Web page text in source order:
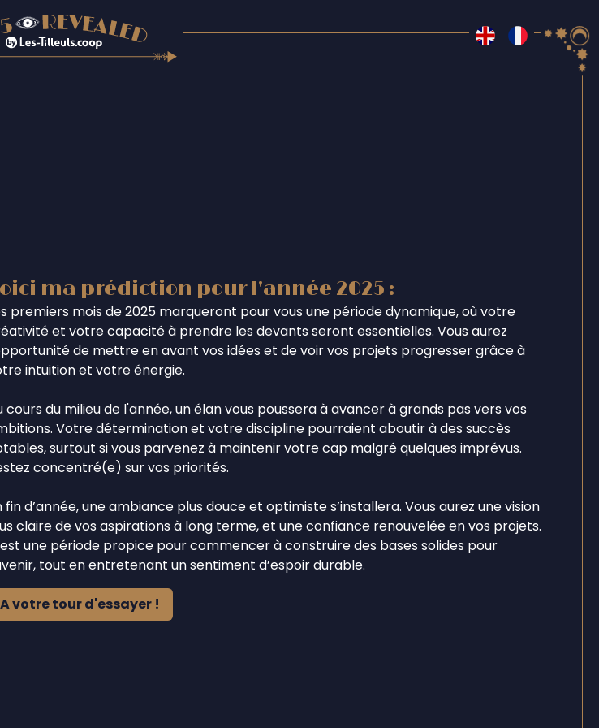
ma prédiction pour l'année 2025 :
premiers mois de 2025 marqueront pour vous une période dynamique, où votre
et votre capacité à prendre les devants seront essentielles. Vous aurez
de mettre en avant vos idées et de voir vos projets progresser grâce à
intuition et votre énergie.
cours du milieu de l'année, un élan vous poussera à avancer à grands pas vers vos
Votre détermination et votre discipline pourraient aboutir à des succès
surtout si vous parvenez à maintenir votre cap malgré quelques imprévus.
concentré(e) sur vos priorités.
fin d’année, une ambiance plus douce et optimiste s’installera. Vous aurez une vision
claire de vos aspirations à long terme, et une confiance renouvelée en vos projets.
une période propice pour commencer à construire des bases solides pour
tout en entretenant un sentiment d’espoir durable.
A votre tour d'essayer !